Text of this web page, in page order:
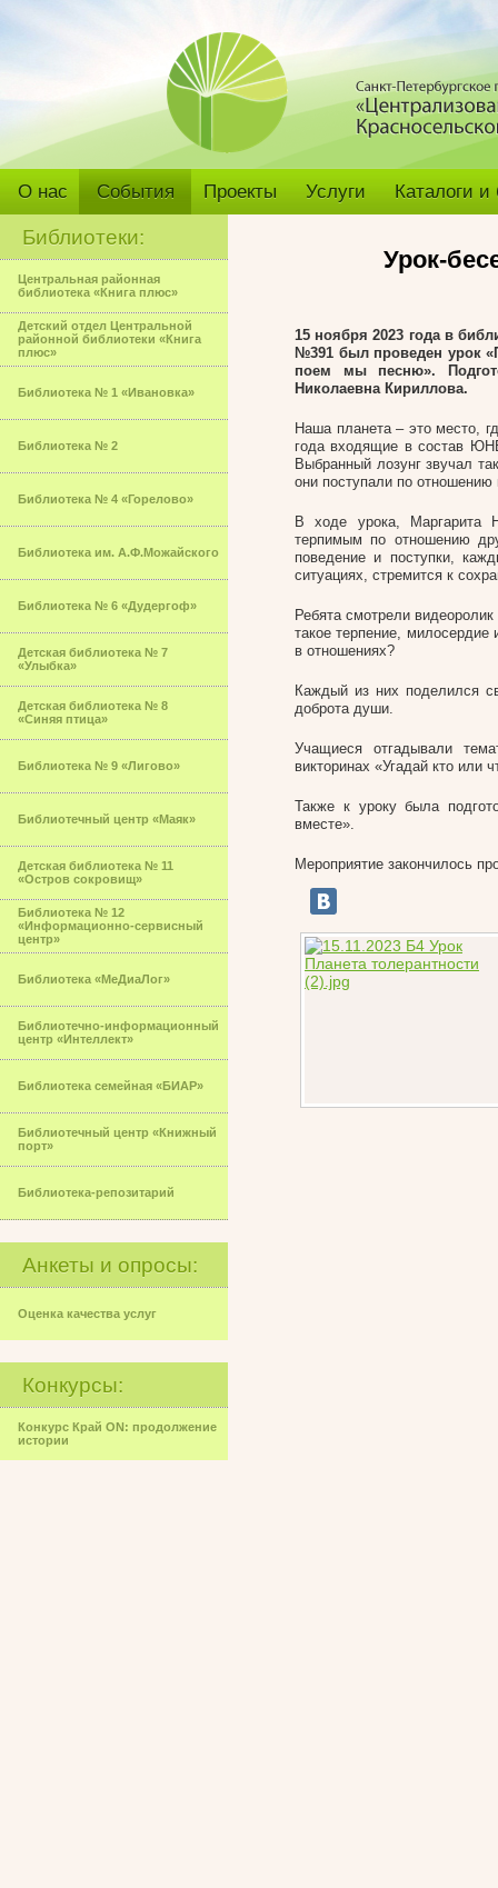
О нас События Проекты Услуги Каталоги
Библиотеки:
Центральная районная
библиотека «Книга плюс»
Детский отдел Центральной
районной библиотеки «Книга
плюс»
Библиотека № 1 «Ивановка»
Библиотека № 2
Библиотека № 4 «Горелово»
Библиотека им. А.Ф.Можайского
Библиотека № 6 «Дудергоф»
Детская библиотека № 7
«Улыбка»
Детская библиотека № 8
«Синяя птица»
Библиотека № 9 «Лигово»
Библиотечный центр «Маяк»
Детская библиотека № 11
«Остров сокровищ»
Библиотека № 12
«Информационно-сервисный
центр»
Библиотека «МеДиаЛог»
Библиотечно-информационный
центр «Интеллект»
Библиотека семейная «БИАР»
Библиотечный центр «Книжный
порт»
Библиотека-репозитарий
Анкеты и опросы:
Оценка качества услуг
Конкурсы:
Конкурс Край ON: продолжение
истории
Урок-
15 ноября 2023 года в
№391 был проведен урок
поем мы песню».
Николаевна Кириллова.
Наша планета – это место,
года входящие в состав
Выбранный лозунг звучал
они поступали по отношению
В ходе урока, Маргарита
терпимым по отношению
поведение и поступки,
ситуациях, стремится к
Ребята смотрели
такое терпение, милосердие
в отношениях?
Каждый из них поделился
доброта души.
Учащиеся отгадывали
викторинах «Угадай кто или
Также к уроку была
вместе».
Мероприятие закончилось